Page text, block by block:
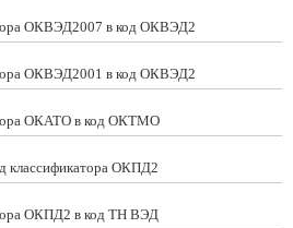
ОКВЭД2007 в код ОКВЭД2
ОКВЭД2001 в код ОКВЭД2
ОКАТО в код ОКТМО
классификатора ОКПД2
ОКПД2 в код ТН ВЭД